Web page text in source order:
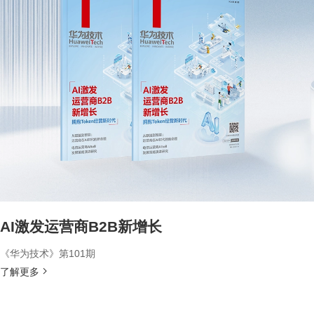
AI激发运营商B2B新增长
《华为技术》第101期
了解更多